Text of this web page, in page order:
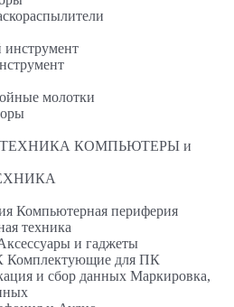
молотки
КОМПЬЮТЕРЫ и
Компьютерная периферия
техника
и гаджеты
Комплектующие для ПК
Маркировка,